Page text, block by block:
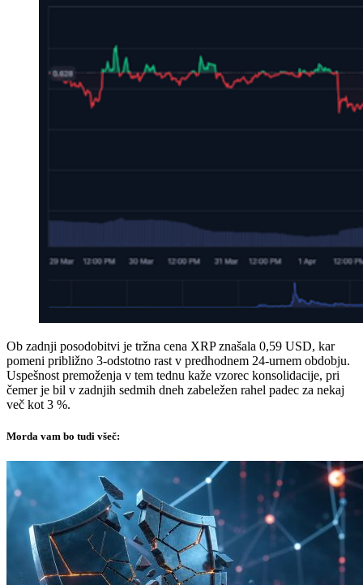
Ob zadnji posodobitvi je tržna cena XRP znašala 0,59 USD, kar
pomeni približno 3-odstotno rast v predhodnem 24-urnem obdobju.
Uspešnost premoženja v tem tednu kaže vzorec konsolidacije, pri
čemer je bil v zadnjih sedmih dneh zabeležen rahel padec za nekaj
več kot 3 %.
Morda vam bo tudi všeč: